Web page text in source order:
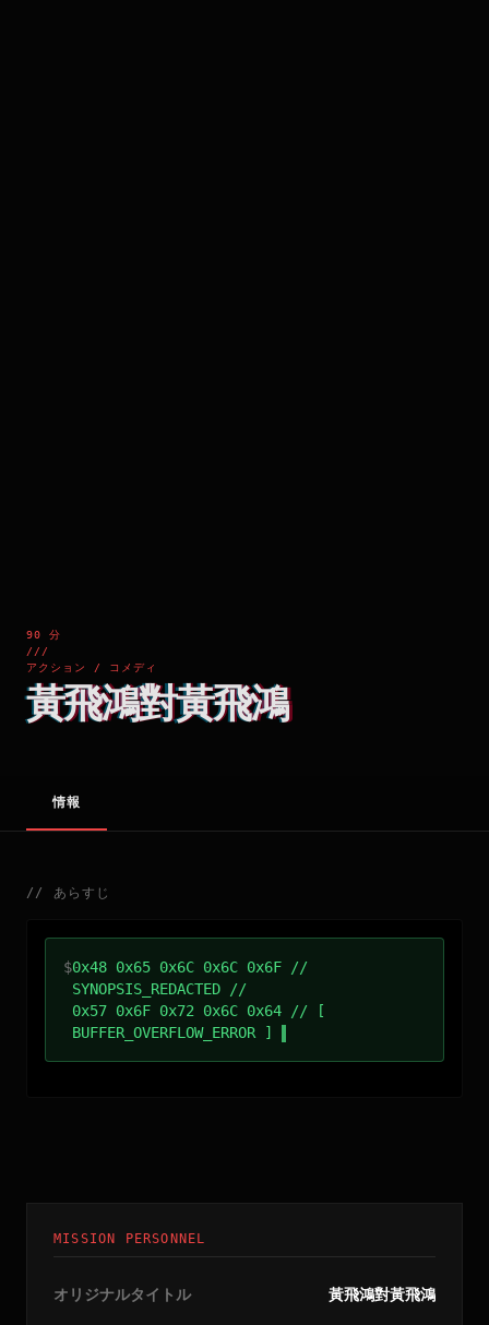
90 分
///
アクション / コメディ
黃飛鴻對黃飛鴻
情報
// あらすじ
$0x48 0x65 0x6C 0x6C 0x6F //
SYNOPSIS_REDACTED //
0x57 0x6F 0x72 0x6C 0x64 // [
BUFFER_OVERFLOW_ERROR ]
MISSION PERSONNEL
オリジナルタイトル 黃飛鴻對黃飛鴻